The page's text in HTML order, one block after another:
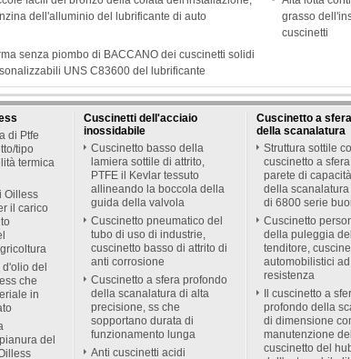
dell'alluminio del lubrificante di auto
grasso
cuscinetti
senza piombo di BACCANO dei cuscinetti solidi
UNS C83600 del lubrificante
di Ptfe
tipo
termica
Oilless
il carico
del
che
in
del
Cuscinetti dell'acciaio
inossidabile
Cuscinetto basso della
lamiera sottile di attrito,
PTFE il Kevlar tessuto
allineando la boccola della
guida della valvola
Cuscinetto pneumatico del
tubo di uso di industrie,
cuscinetto basso di attrito di
anti corrosione
Cuscinetto a sfera profondo
della scanalatura di alta
precisione, ss che
sopportano durata di
funzionamento lunga
Anti cuscinetti acidi
Cuscinetto a
della scanalatura
Struttura sottile
cuscinetto a
parete di
della
di 6800 serie
Cuscinetto
della puleggia del
tenditore,
automobilistici
resistenza
Il cuscinetto a
profondo della
di dimensione
manutenzione del
cuscinetto del